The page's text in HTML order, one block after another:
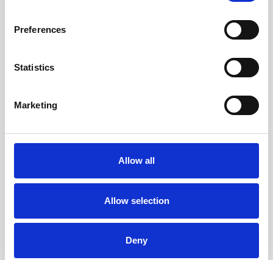
Preferences
Statistics
Marketing
Allow all
Allow selection
Deny
Experience ultimate flexibility with FlexxDesktop, recognized in
the Gartner Magic Quadrant for DaaS in 2023. Use your
hardware or ours, any broker, cloud, or hypervisor, to create
the ideal Desktop as a Service offering. With its integrated
management and monitoring tools, organizations can leverage
Explore